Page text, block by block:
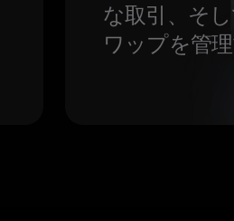
な取引、そ
ワップを管